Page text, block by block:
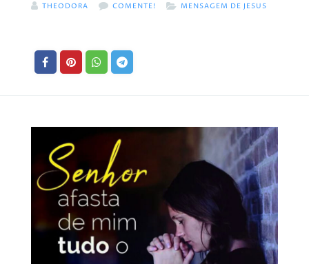
THEODORA COMENTE! MENSAGEM DE JESUS